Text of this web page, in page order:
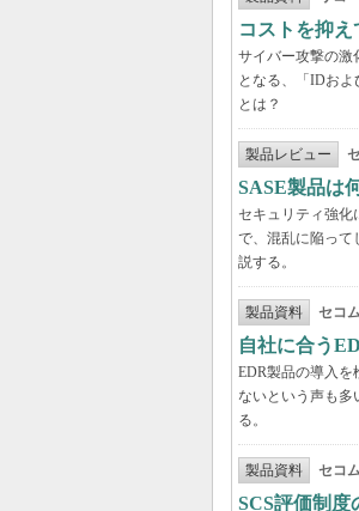
コストを抑
サイバー攻撃の激
となる、「IDお
とは？
製品レビュー
SASE製品は
セキュリティ強化
で、混乱に陥って
説する。
製品資料 セコ
自社に合う
EDR製品の導入
ないという声も多
る。
製品資料 セコ
SCS評価制度